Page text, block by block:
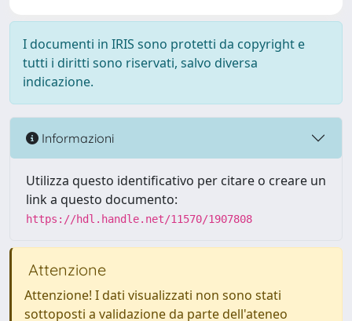
I documenti in IRIS sono protetti da copyright e
tutti i diritti sono riservati, salvo diversa
indicazione.
Informazioni
Utilizza questo identificativo per citare o creare un
link a questo documento:
https://hdl.handle.net/11570/1907808
Attenzione
Attenzione! I dati visualizzati non sono stati
sottoposti a validazione da parte dell'ateneo